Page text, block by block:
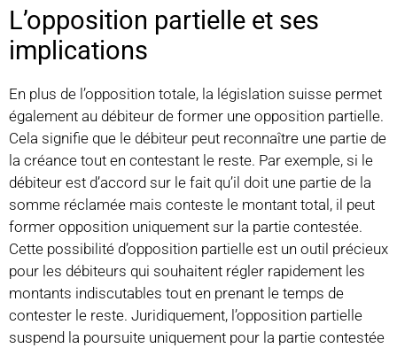
L’opposition partielle et ses
implications
En plus de l’opposition totale, la législation suisse permet
également au débiteur de former une opposition partielle.
Cela signifie que le débiteur peut reconnaître une partie de
la créance tout en contestant le reste. Par exemple, si le
débiteur est d’accord sur le fait qu’il doit une partie de la
somme réclamée mais conteste le montant total, il peut
former opposition uniquement sur la partie contestée.
Cette possibilité d’opposition partielle est un outil précieux
pour les débiteurs qui souhaitent régler rapidement les
montants indiscutables tout en prenant le temps de
contester le reste. Juridiquement, l’opposition partielle
suspend la poursuite uniquement pour la partie contestée